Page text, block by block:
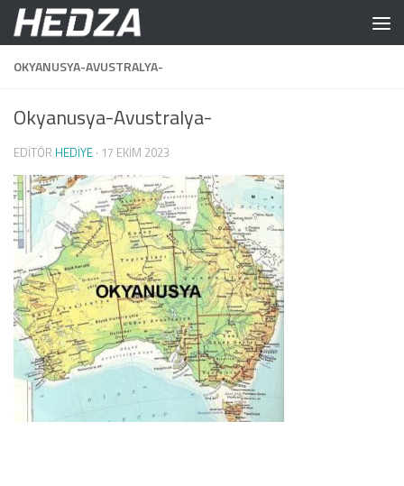
Skip to content
OKYANUSYA-AVUSTRALYA-
Okyanusya-Avustralya-
EDITÖR HEDIYE · 17 EKIM 2023